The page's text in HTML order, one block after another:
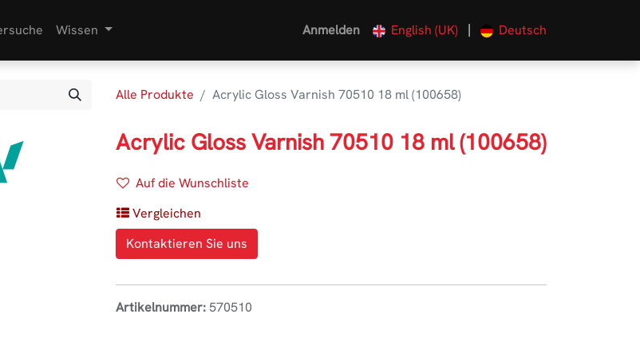
Wissen Anmelden English (UK) | Deutsch
Alle Produkte Acrylic Gloss Varnish 70510 18 ml (100658)
Acrylic Gloss Varnish 70510 18 ml (100658)
Auf die Wunschliste
Vergleichen
Kontaktieren Sie uns
Artikelnummer:570510